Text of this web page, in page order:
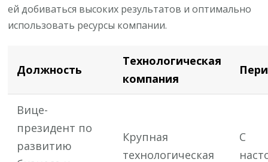
ей добиваться высоких результатов и оптимально
использовать ресурсы компании.
Должность
Технологическая
компания
Вице-
президент по
развитию
Крупная
технологическая
С